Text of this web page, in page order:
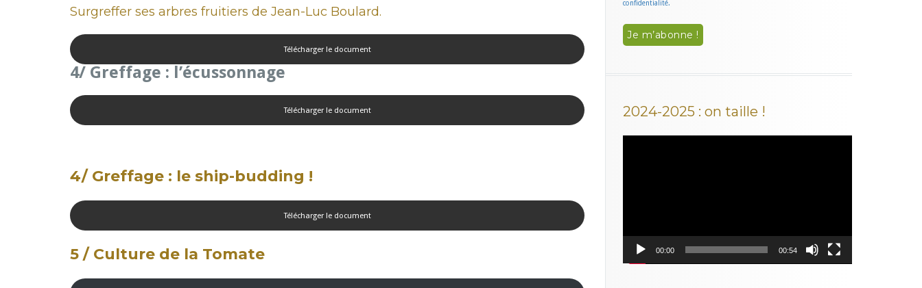
Surgreffer ses arbres fruitiers de Jean-Luc Boulard.
Télécharger le document
4/ Greffage : l’écussonnage
Télécharger le document
4/ Greffage : le ship-budding !
Télécharger le document
5 / Culture de la Tomate
confidentialité.
2024-2025 : on taille !
00:00 00:54